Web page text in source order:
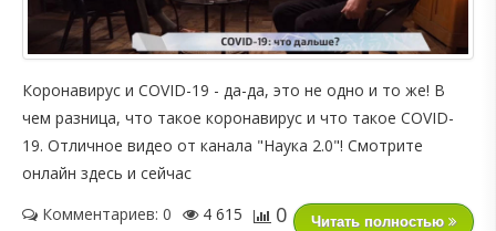
Коронавирус и COVID-19 - да-да, это не одно и то же! В
чем разница, что такое коронавирус и что такое COVID-
19. Отличное видео от канала "Наука 2.0"! Смотрите
онлайн здесь и сейчас
Читать полностью
Комментариев: 0 4 615 0